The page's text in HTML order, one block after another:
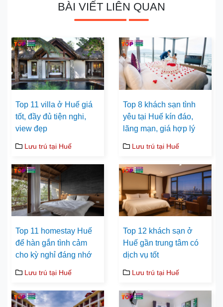
BÀI VIẾT LIÊN QUAN
Top 11 villa ở Huế giá
tốt, đầy đủ tiện nghi,
view đẹp
Lưu trú tại Huế
Top 8 khách sạn tình
yêu tại Huế kín đáo,
lãng mạn, giá hợp lý
Lưu trú tại Huế
Top 11 homestay Huế
để hàn gắn tình cảm
cho kỳ nghỉ đáng nhớ
Lưu trú tại Huế
Top 12 khách sạn ở
Huế gần trung tâm có
dịch vụ tốt
Lưu trú tại Huế